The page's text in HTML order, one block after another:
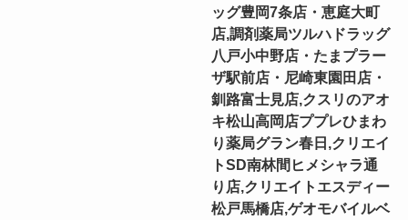
ッグ豊岡7条店・恵庭大町
店,調剤薬局ツルハドラッグ
八戸小中野店・たまプラー
ザ駅前店・尼崎東園田店・
釧路富士見店,クスリのアオ
キ松山高岡店ププレひまわ
り薬局グラン春日,クリエイ
トSD南林間ヒメシャラ通
り店,クリエイトエスディー
松戸馬橋店,ゲオモバイルベ